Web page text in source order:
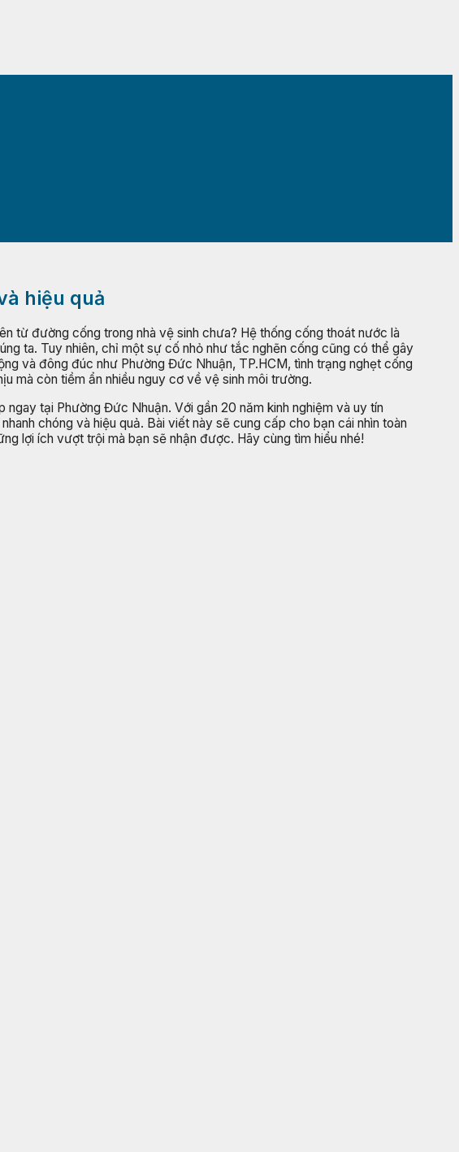
hiệu quả
từ đường cống trong nhà vệ sinh chưa? Hệ thống cống thoát nước là
ta. Tuy nhiên, chỉ một sự cố nhỏ như tắc nghẽn cống cũng có thể gây
và đông đúc như Phường Đức Nhuận, TP.HCM, tình trạng nghẹt cống
mà còn tiềm ẩn nhiều nguy cơ về vệ sinh môi trường.
tại Phường Đức Nhuận. Với gần 20 năm kinh nghiệm và uy tín
chóng và hiệu quả. Bài viết này sẽ cung cấp cho bạn cái nhìn toàn
lợi ích vượt trội mà bạn sẽ nhận được. Hãy cùng tìm hiểu nhé!